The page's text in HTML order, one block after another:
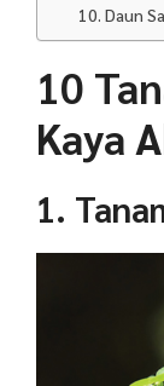
10. Daun
10
Kaya
1.